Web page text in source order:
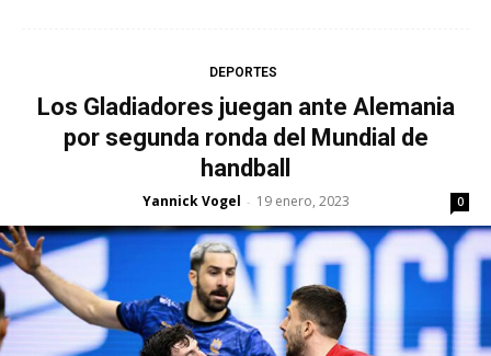
DEPORTES
Los Gladiadores juegan ante Alemania
por segunda ronda del Mundial de
handball
Yannick Vogel - 19 enero, 2023 0